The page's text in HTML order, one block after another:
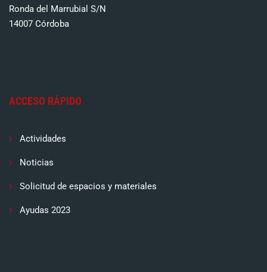
Ronda del Marrubial S/N
14007 Córdoba
ACCESO RÁPIDO
Actividades
Noticias
Solicitud de espacios y materiales
Ayudas 2023